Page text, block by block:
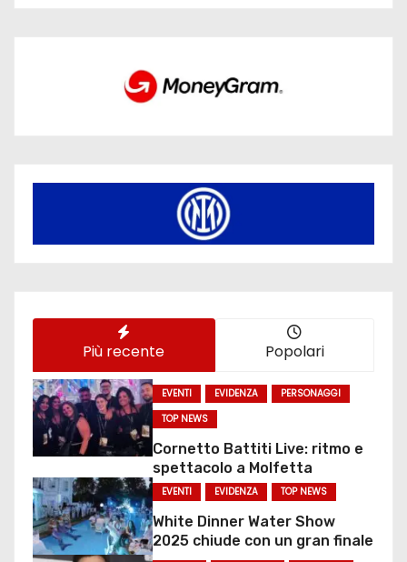
Più recente Popolari
EVENTI EVIDENZA
PERSONAGGI
TOP NEWS
Cornetto Battiti Live: ritmo e
spettacolo a Molfetta
EVENTI EVIDENZA TOP NEWS
White Dinner Water Show
2025 chiude con un gran finale